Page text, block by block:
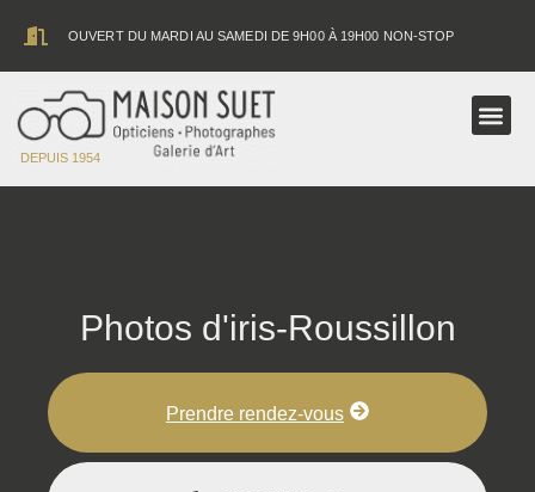
principalOUVERT DU MARDI AU SAMEDI DE 9H00 À 19H00 NON-STOP
DEPUIS 1954
Photos d'iris-Roussillon
Prendre rendez-vous